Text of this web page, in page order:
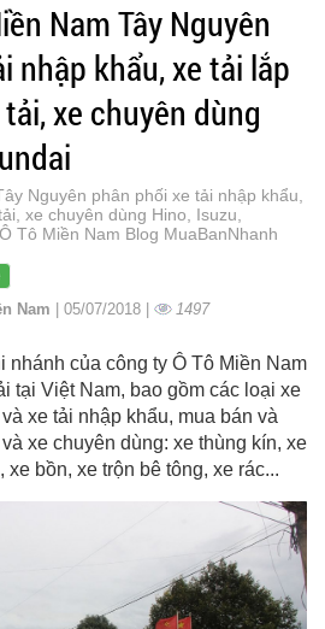
Nam Tây Nguyên
nhập khẩu, xe tải lắp
xe chuyên dùng
Nguyên phân phối xe tải nhập khẩu,
xe chuyên dùng Hino, Isuzu,
Tô Miền Nam Blog MuaBanNhanh
Nam | 05/07/2018 | 1497
nhánh của công ty Ô Tô Miền Nam
tại Việt Nam, bao gồm các loại xe
xe tải nhập khẩu, mua bán và
xe chuyên dùng: xe thùng kín, xe
xe bồn, xe trộn bê tông, xe rác...